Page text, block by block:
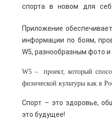
спорта вновом для
Приложение
информации по боям,
W5, разнообразным фото
W5 – проект, который
физической культуры как в
Cпорт – это здоровье,
это будущее!